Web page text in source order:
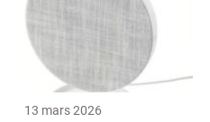
13 mars 2026